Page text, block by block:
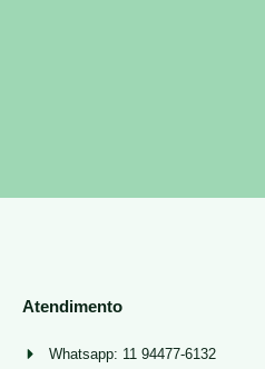
Atendimento
Whatsapp: 11 94477-6132